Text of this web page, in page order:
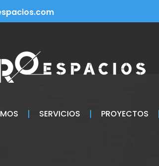
SERVICIOS PROYECTOS